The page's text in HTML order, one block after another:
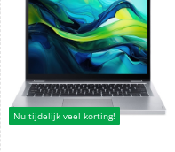
Nu tijdelijk veel korting!